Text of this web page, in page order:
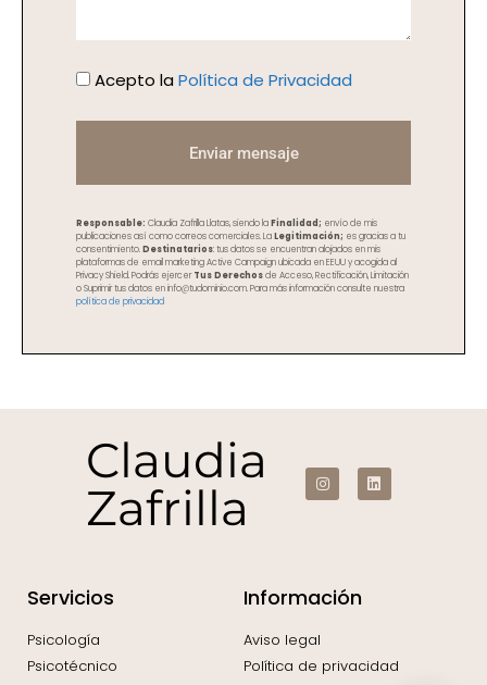
Acepto la Política de Privacidad
Enviar mensaje
Responsable: Claudia Zafrilla Llatas, siendo laFinalidad; envío de mis
publicaciones así como correos comerciales. LaLegitimación; es gracias a tu
consentimiento.Destinatarios: tus datos se encuentran alojados en mis
plataformas de email marketing Active Campaign ubicada en EEUU y acogida al
Privacy Shield. Podrás ejercerTus Derechosde Acceso, Rectificación, Limitación
o Suprimir tus datos en info@tudominio.com. Para más información consulte nuestra
política de privacidad
Claudia
Zafrilla
Servicios
Psicología
Psicotécnico
Información
Aviso legal
Política de privacidad